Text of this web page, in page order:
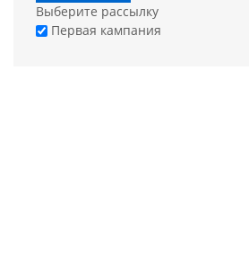
Выберите рассылку
Первая кампания